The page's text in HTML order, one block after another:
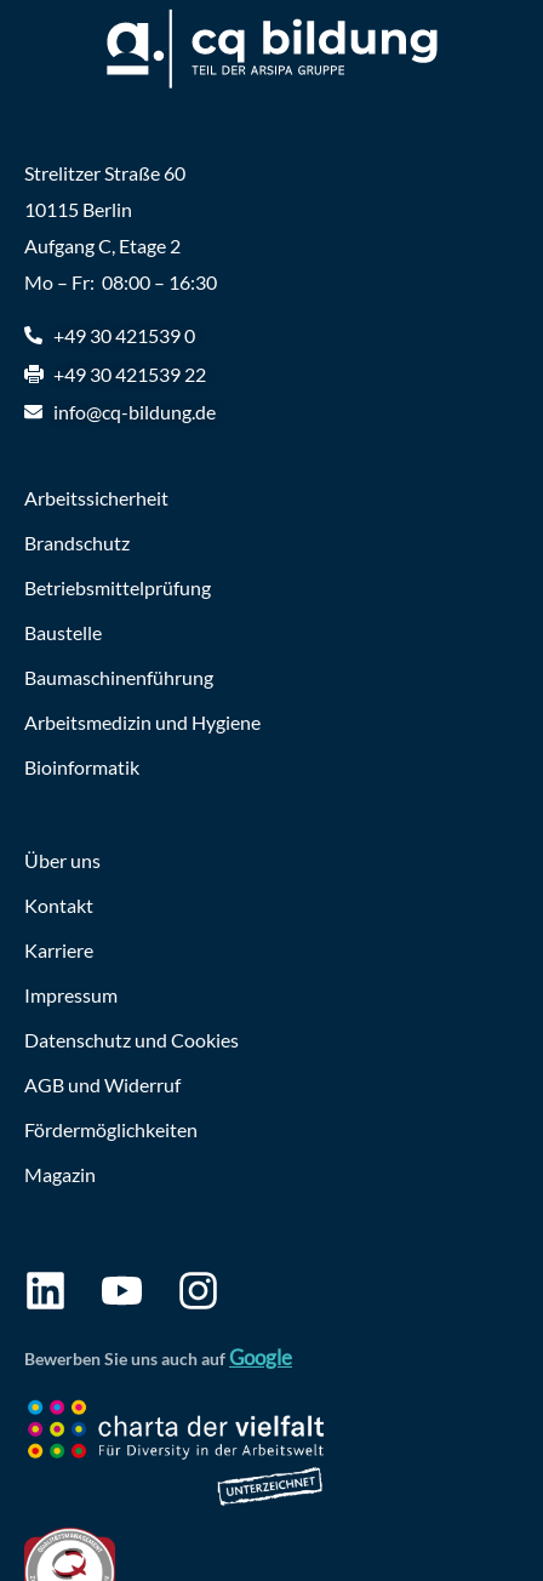
Strelitzer Straße 60
10115 Berlin
Aufgang C, Etage 2
Mo – Fr: 08:00 – 16:30
+49 30 421539 0
+49 30 421539 22
info@cq-bildung.de
Arbeitssicherheit
Brandschutz
Betriebsmittelprüfung
Baustelle
Baumaschinenführung
Arbeitsmedizin und Hygiene
Bioinformatik
Über uns
Kontakt
Karriere
Impressum
Datenschutz und Cookies
AGB und Widerruf
Fördermöglichkeiten
Magazin
Bewerben Sie uns auch aufGoogle